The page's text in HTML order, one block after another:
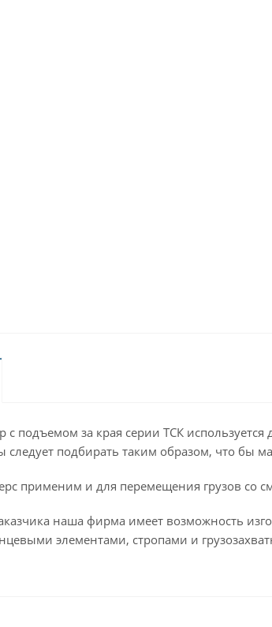
с подъемом за края серии ТСК
следует подбирать таким образом, что бы
применим и для перемещения грузов со
наша фирма имеет возможность
элементами, стропами и